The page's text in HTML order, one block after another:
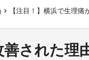
chevron_right 【注目！】横浜で生理痛が改善された理由とは？整
善された理